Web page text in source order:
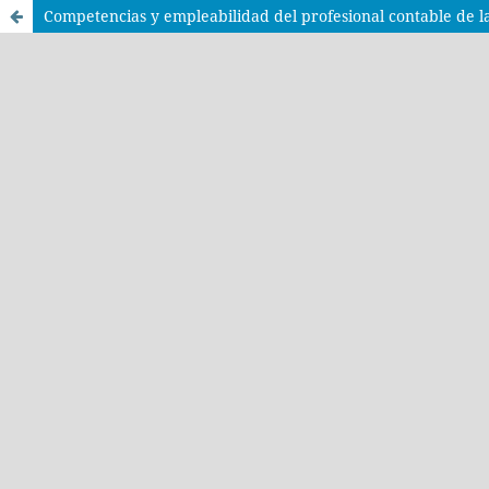
Competencias y empleabilidad del profesional contable de